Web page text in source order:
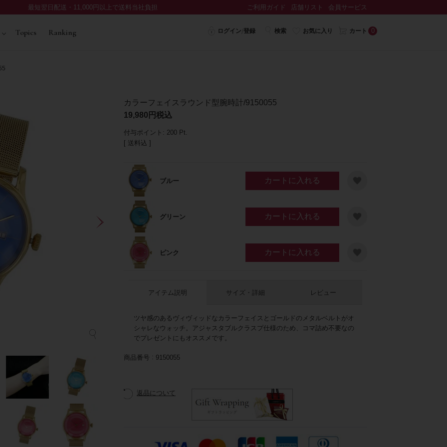
最短翌日配送・11,000円以上で送料当社負担 ご利用ガイド 店舗リスト 会員サービス
Topics Ranking ログイン/登録 検索 お気に入り カート 0
ブルー
カラーフェイスラウンド型腕時計/9150055
19,980
税込
付与ポイント: 200 Pt.
送料込
ブルー カートに入れる
グリーン カートに入れる
ピンク カートに入れる
アイテム説明
ツヤ感のあるヴィヴィッドなカラーフェイスとゴールドのメタルベルトがオ
シャレなウォッチ。アジャスタブルクラスプ仕様のため、コマ詰め不要なの
でプレゼントにもオススメです。
サイズ・詳細 レビュー
商品番号 9150055
返品について